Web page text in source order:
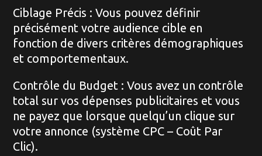
Ciblage Précis : Vous pouvez définir
précisément votre audience cible en
fonction de divers critères démographiques
et comportementaux.
Contrôle du Budget : Vous avez un contrôle
total sur vos dépenses publicitaires et vous
ne payez que lorsque quelqu’un clique sur
votre annonce (système CPC – Coût Par
Clic).